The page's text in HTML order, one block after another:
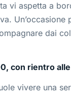
vi aspetta a
Un’occasione
dai
con rientro
vivere una